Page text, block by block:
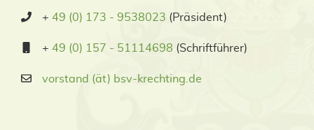
+ 49 (0) 173 - 9538023 (Präsident)
+ 49 (0) 157 - 51114698 (Schriftführer)
vorstand (ät) bsv-krechting.de